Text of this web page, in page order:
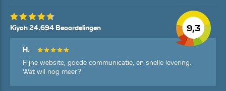
9,3
Kiyoh 24.694 Beoordelingen
H.
Fijne website, goede communicatie, en snelle levering.
Wat wil nog meer?